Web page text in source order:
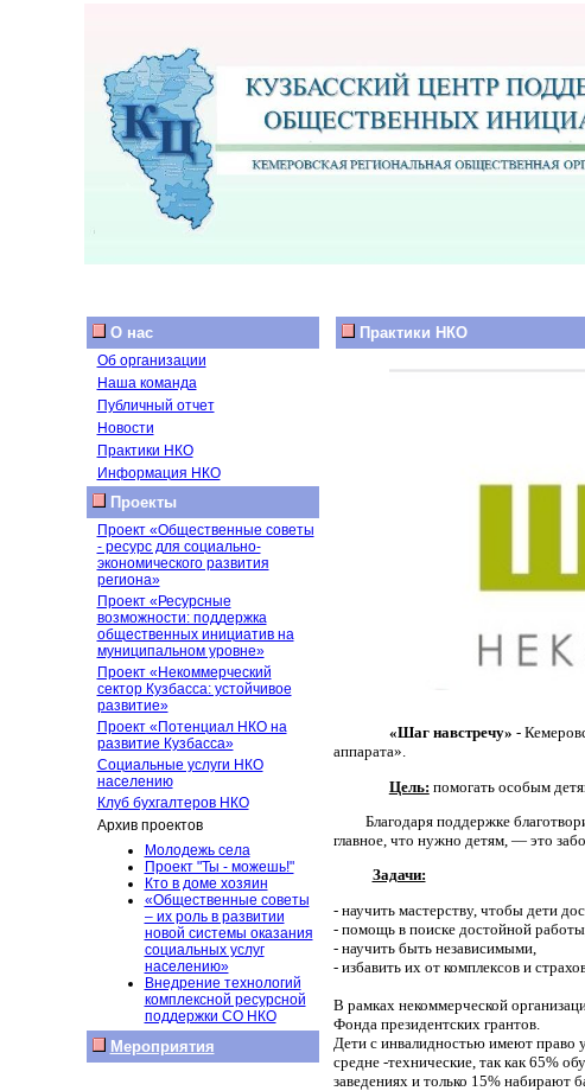
О нас
Об организации
Наша команда
Публичный отчет
Новости
Практики НКО
Информация НКО
Проекты
Проект «Общественные советы
- ресурс для социально-
экономического развития
региона»
Проект «Ресурсные
возможности: поддержка
общественных инициатив на
муниципальном уровне»
Проект «Некоммерческий
сектор Кузбасса: устойчивое
развитие»
Проект «Потенциал НКО на
развитие Кузбасса»
Социальные услуги НКО
населению
Клуб бухгалтеров НКО
Архив проектов
Молодежь села
Проект "Ты - можешь!"
Кто в доме хозяин
«Общественные советы
– их роль в развитии
новой системы оказания
социальных услуг
населению»
Внедрение технологий
комплексной ресурсной
поддержки СО НКО
Мероприятия
Практики НКО
«Шаг навстречу» -
аппарата».
Цель: помогать особым
Благодаря поддержке
главное, что нужно детям, — это
Задачи:
- научить мастерству, чтобы дети
- помощь в поиске достойной работы,
- научить быть независимыми,
- избавить их от комплексов и
В рамках некоммерческой
Фонда президентских грантов.
Дети с инвалидностью имеют право
средне -технические, так как 65%
заведениях и только 15% набирают